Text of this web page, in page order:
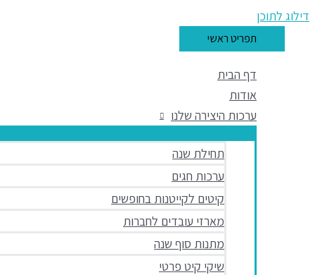
דילוג לתוכן
תפריט ראשי
דף הבית
אודות
ערכות היצירה שלנו
תחילת שנה
ערכות חגים
קיטים לקייטנות בחופשים
מארזי עובדים לחברות
מתנות סוף שנה
שיקי קיט פרטי